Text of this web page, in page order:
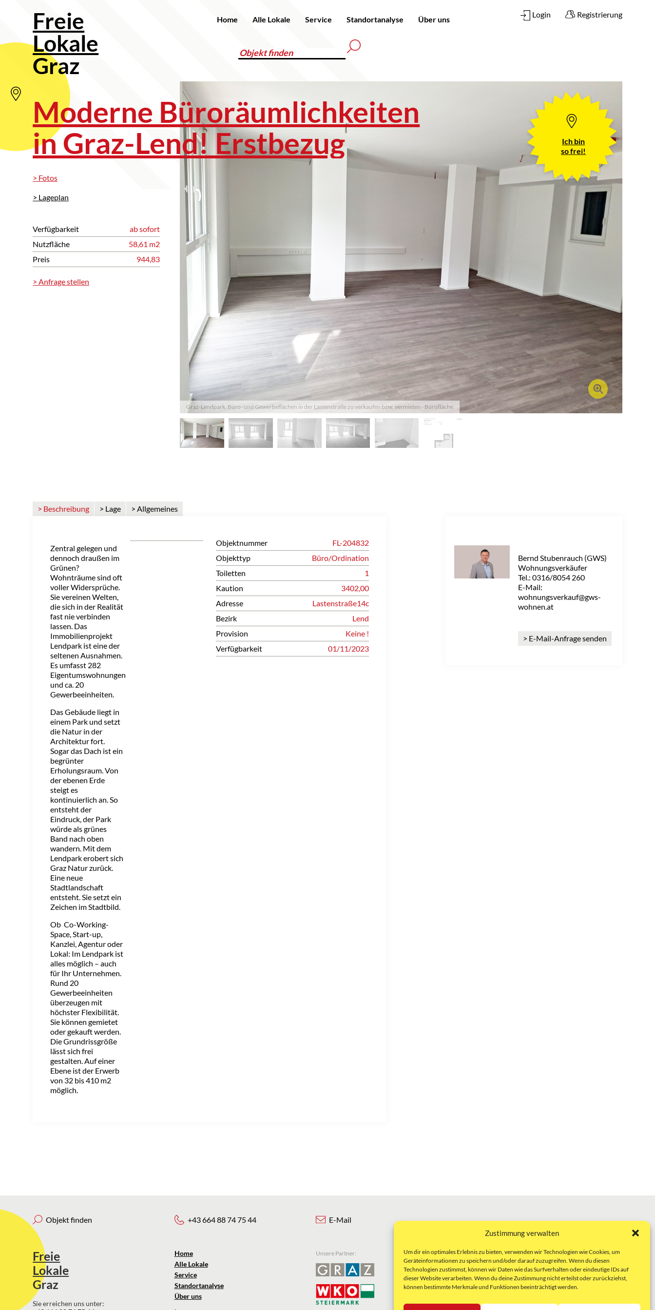
Zustimmung verwalten
Um dir ein optimales Erlebnis zu bieten, verwenden wir Technologien wie Cookies, um
Geräteinformationen zu speichern und/oder darauf zuzugreifen. Wenn du diesen
Technologien zustimmst, können wir Daten wie das Surfverhalten oder eindeutige IDs auf
dieser Website verarbeiten. Wenn du deine Zustimmung nicht erteilst oder zurückziehst,
können bestimmte Merkmale und Funktionen beeinträchtigt werden.
Freie
Lokale
Graz
Home Alle Lokale Service Standortanalyse Über uns
Login Registrierung
Moderne Büroräumlichkeiten
in Graz-Lend! Erstbezug
> Fotos
> Lageplan
Verfügbarkeit
ab sofort
Nutzfläche
58,61 m2
Preis
944,83
> Anfrage stellen
Ich bin
so frei!
Graz-Lendpark, Büro- und Gewerbeflächen in der Lastenstraße zu verkaufen bzw. vermieten - Bürofläche
> Beschreibung > Lage > Allgemeines
Zentral gelegen und
dennoch draußen im
Grünen?
Wohnträume sind oft
voller Widersprüche.
Sie vereinen Welten,
die sich in der Realität
fast nie verbinden
lassen. Das
Immobilienprojekt
Lendpark ist eine der
seltenen Ausnahmen.
Es umfasst 282
Eigentumswohnungen
und ca. 20
Gewerbeeinheiten.
Das Gebäude liegt in
einem Park und setzt
die Natur in der
Architektur fort.
Sogar das Dach ist ein
begrünter
Erholungsraum. Von
der ebenen Erde
steigt es
kontinuierlich an. So
entsteht der
Eindruck, der Park
würde als grünes
Band nach oben
wandern. Mit dem
Lendpark erobert sich
Graz Natur zurück.
Eine neue
Stadtlandschaft
entsteht. Sie setzt ein
Zeichen im Stadtbild.
Ob Co-Working-
Space, Start-up,
Kanzlei, Agentur oder
Lokal: Im Lendpark ist
alles möglich – auch
für Ihr Unternehmen.
Rund 20
Gewerbeeinheiten
überzeugen mit
höchster Flexibilität.
Sie können gemietet
oder gekauft werden.
Die Grundrissgröße
lässt sich frei
gestalten. Auf einer
Ebene ist der Erwerb
von 32 bis 410 m2
möglich.
Objektnummer
FL-204832
Objekttyp
Büro/Ordination
Toiletten
1
Kaution
3402,00
Adresse
Lastenstraße14c
Bezirk
Lend
Provision
Keine !
Verfügbarkeit
01/11/2023
Bernd Stubenrauch (GWS)
Wohnungsverkäufer
Tel.: 0316/8054 260
E-Mail:
wohnungsverkauf@gws-
wohnen.at
> E-Mail-Anfrage senden
Objekt finden
Freie
Lokale
Graz
Sie erreichen uns unter:
+43 664 88 74 75 44
Home
Alle Lokale
Service
Standortanalyse
Über uns
E-Mail
Unsere Partner: